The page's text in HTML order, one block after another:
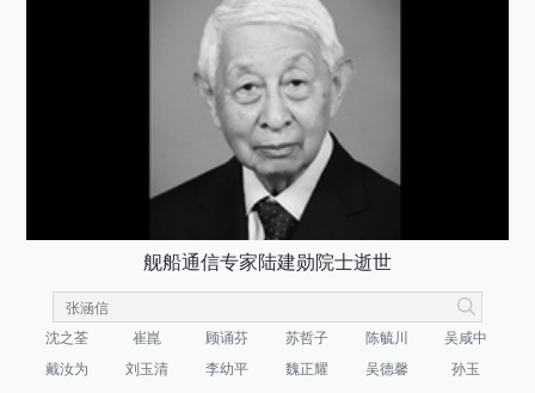
舰船通信专家陆建勋院士逝世
沈之荃 崔崑 顾诵芬 苏哲子 陈毓川
吴咸中
戴汝为
刘玉清 李幼平 魏正耀 吴德馨 孙玉